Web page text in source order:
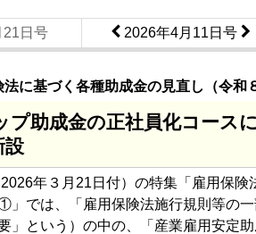
21日号 2026年4月11日号
法に基づく各種助成金の見直し（令
プ助成金の正社員化コース
設
年３月21日付）の特集「雇用保険
」では、「雇用保険法施行規則等の
」という）の中の、「産業雇用安定